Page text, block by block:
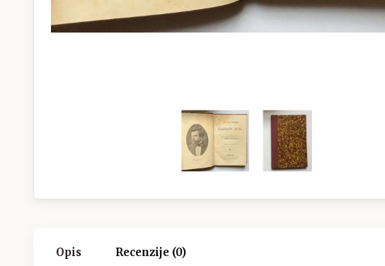
Opis Recenzije (0)